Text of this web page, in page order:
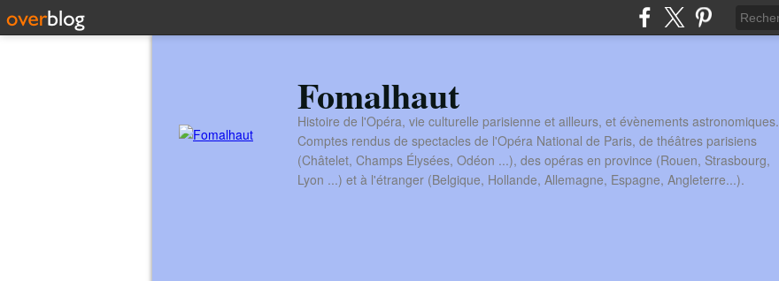
Fomalhaut
Histoire de l'Opéra, vie culturelle parisienne et ailleurs, et évènements astronomiques.
Comptes rendus de spectacles de l'Opéra National de Paris, de théâtres parisiens
(Châtelet, Champs Élysées, Odéon ...), des opéras en province (Rouen, Strasbourg,
Lyon ...) et à l'étranger (Belgique, Hollande, Allemagne, Espagne, Angleterre...).